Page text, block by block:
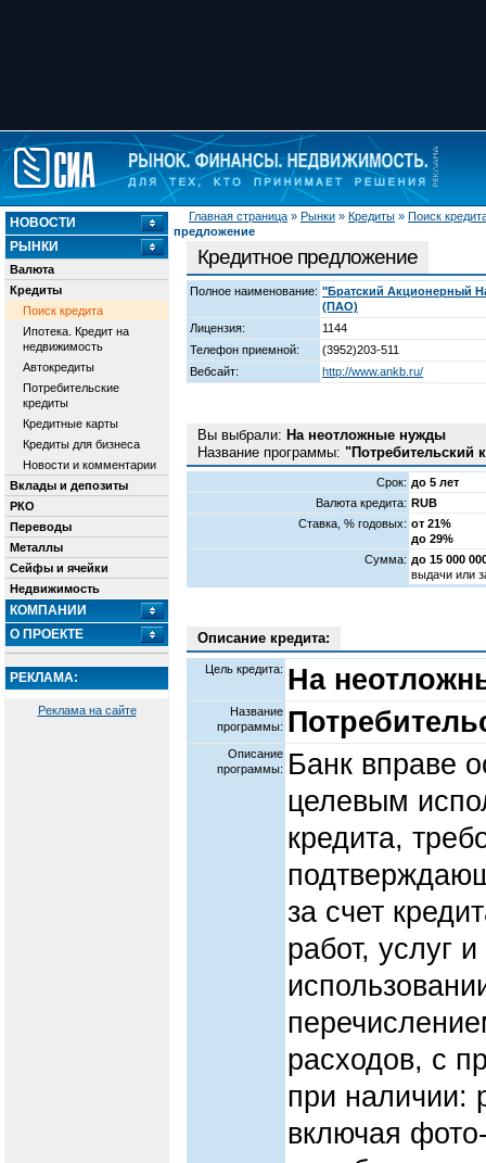
Главная страница » Рынки » Кредиты » Поиск
предложение
НОВОСТИ
РЫНКИ
Валюта
Кредиты
Поиск кредита
Ипотека. Кредит на
недвижимость
Автокредиты
Потребительские
кредиты
Кредитные карты
Кредиты для бизнеса
Новости и комментарии
Вклады и депозиты
РКО
Переводы
Металлы
Сейфы и ячейки
Недвижимость
КОМПАНИИ
О ПРОЕКТЕ
РЕКЛАМА:
Реклама на сайте
Кредитное предложение
Полное наименование: "Братский Акционерный
(ПАО)
Лицензия:
1144
Телефон приемной:
(3952)203-511
Вебсайт:
http://www.ankb.ru/
Вы выбрали: На неотложные нужды
Название программы: "Потребительский
Срок: до 5 лет
Валюта кредита: RUB
Cтавка, % годовых: от 21%
до 29%
Сумма: до 15 000
выдачи или
Описание кредита:
Цель кредита: На
Название
программы:
Описание
программы: Банк вправе
целевым
кредита,
за счет
работ, услуг
расходов, c
при наличии:
включая